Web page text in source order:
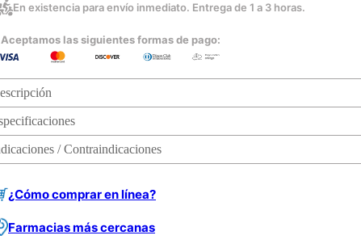
En existencia para envío inmediato. Entrega de 1 a 3 horas.
| Aceptamos las siguientes formas de pago:
/ Contraindicaciones
¿Cómo comprar en línea?
Farmacias más cercanas